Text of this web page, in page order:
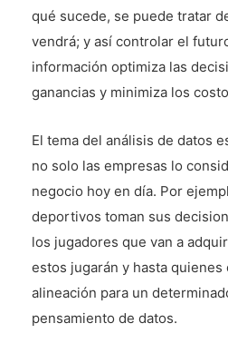
qué sucede, se puede tratar
vendrá; y así controlar el
información optimiza las
ganancias y minimiza los
El tema del análisis de datos
no solo las empresas lo
negocio hoy en día. Por
deportivos toman sus
los jugadores que van a
estos jugarán y hasta quienes
alineación para un
pensamiento de datos.